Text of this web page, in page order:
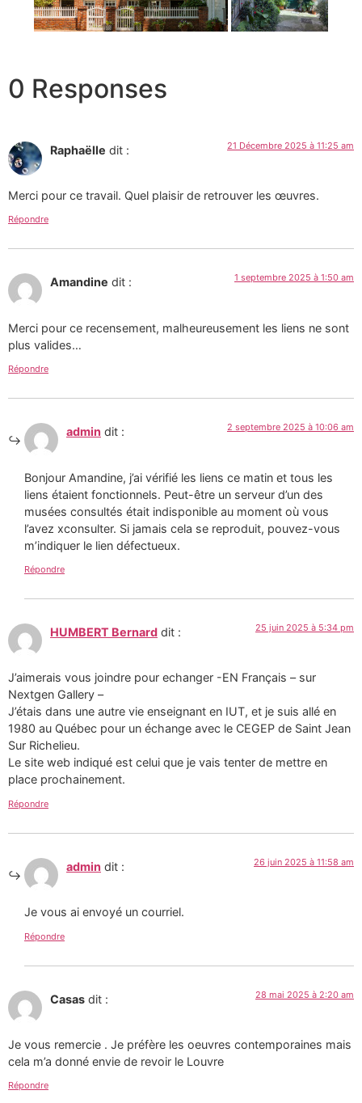
0 Responses
Raphaëlle dit : 21 Décembre 2025 à 11:25 am
Merci pour ce travail. Quel plaisir de retrouver les œuvres.
Répondre
Amandine dit : 1 septembre 2025 à 1:50 am
Merci pour ce recensement, malheureusement les liens ne sont
plus valides…
Répondre
admin dit : 2 septembre 2025 à 10:06 am
Bonjour Amandine, j’ai vérifié les liens ce matin et tous les
liens étaient fonctionnels. Peut-être un serveur d’un des
musées consultés était indisponible au moment où vous
l’avez xconsulter. Si jamais cela se reproduit, pouvez-vous
m’indiquer le lien défectueux.
Répondre
HUMBERT Bernard dit : 25 juin 2025 à 5:34 pm
J’aimerais vous joindre pour echanger -EN Français – sur
Nextgen Gallery –
J’étais dans une autre vie enseignant en IUT, et je suis allé en
1980 au Québec pour un échange avec le CEGEP de Saint Jean
Sur Richelieu.
Le site web indiqué est celui que je vais tenter de mettre en
place prochainement.
Répondre
admin dit : 26 juin 2025 à 11:58 am
Je vous ai envoyé un courriel.
Répondre
Casas dit : 28 mai 2025 à 2:20 am
Je vous remercie . Je préfère les oeuvres contemporaines mais
cela m’a donné envie de revoir le Louvre
Répondre